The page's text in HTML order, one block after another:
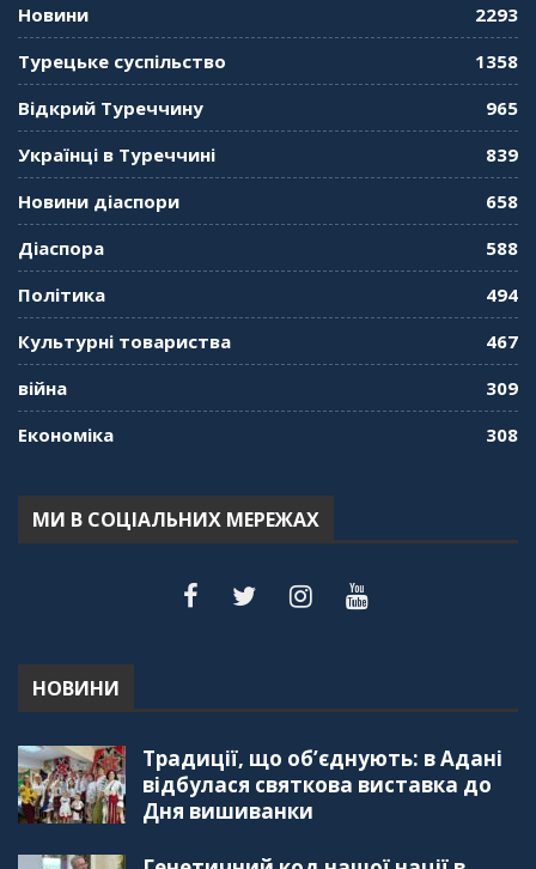
Новини
2293
Турецьке суспільство
1358
Відкрий Туреччину
965
Українці в Туреччині
839
Новини діаспори
658
Діаспора
588
Політика
494
Культурні товариства
467
війна
309
Економіка
308
МИ В СОЦІАЛЬНИХ МЕРЕЖАХ
НОВИНИ
Традиції, що об’єднують: в Адані
відбулася святкова виставка до
Дня вишиванки